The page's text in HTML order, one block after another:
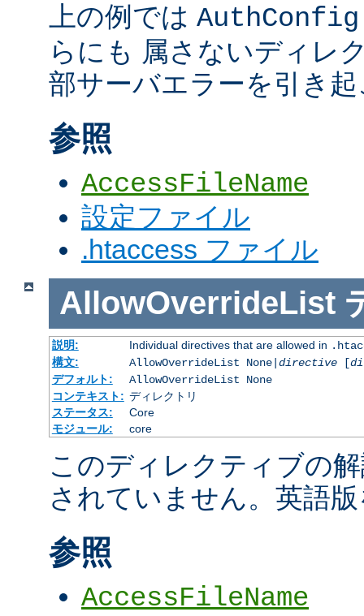
上の例では AuthConfig
らにも 属さないディレ
部サーバエラーを引き
参照
AccessFileName
設定ファイル
.htaccess ファイル
AllowOverrideList
説明: Individual directives that are allowed in
構文:
AllowOverrideList None| directive[
デフォルト:
AllowOverrideList None
コンテキスト: ディレクトリ
ステータス:
Core
モジュール:
core
このディレクティブの
されていません。英語
参照
AccessFileName